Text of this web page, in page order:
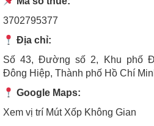
3702795377
Địa chỉ:
Số 43, Đường số 2, Khu phố
Đông Hiệp, Thành phố Hồ Chí
Google Maps:
Xem vị trí Mút Xốp Không Gian